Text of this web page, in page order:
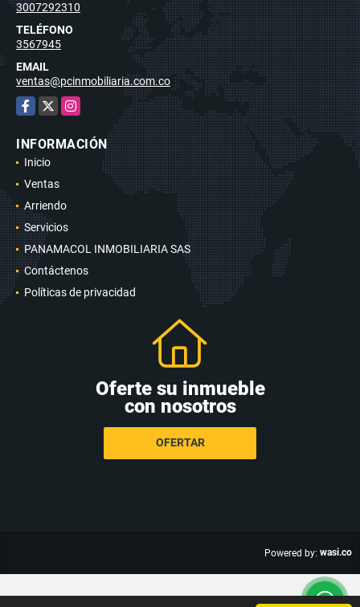
3007292310
TELÉFONO
3567945
EMAIL
ventas@pcinmobiliaria.com.co
Facebook
X Instagram
INFORMACIÓN
Inicio
Ventas
Arriendo
Servicios
PANAMACOL INMOBILIARIA SAS
Contáctenos
Políticas de privacidad
Oferte su inmueble
con nosotros
OFERTAR
Powered by: wasi.co